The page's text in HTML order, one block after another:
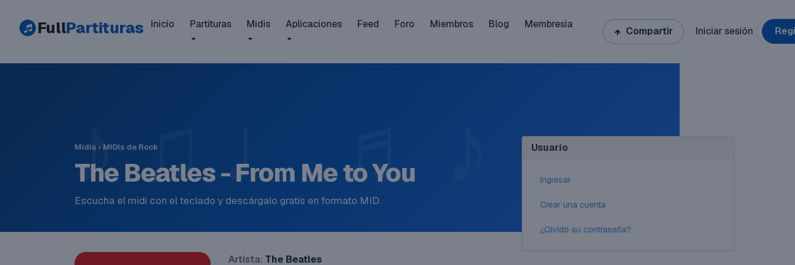
FullPartituras Inicio Partituras Midis Aplicaciones Feed Foro Miembros Blog Membresia
Compartir Iniciar sesión
Midis › MIDIs de Rock
The Beatles - From Me to You
Escucha el midi con el teclado y descárgalo gratis en formato MID.
Artista: The Beatles
Usuario
Ingresar
Crear una cuenta
¿Olvidó su contraseña?